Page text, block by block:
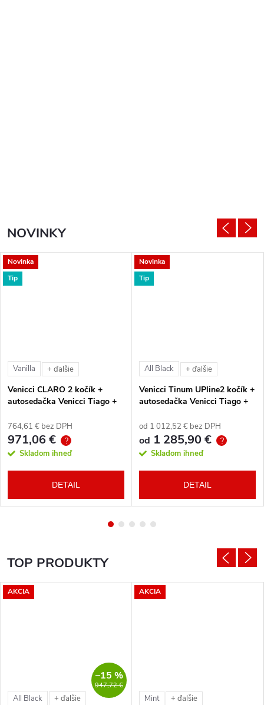
NOVINKY
Novinka
Tip
Vanilla + ďalšie
Venicci CLARO 2 kočík +
autosedačka Venicci Tiago +
764,61 € bez DPH
971,06 € ?
Skladom ihneď
DETAIL
Novinka
Tip
All Black + ďalšie
Venicci Tinum UPline2 kočík +
autosedačka Venicci Tiago +
od 1 012,52 € bez DPH
od 1 285,90 € ?
Skladom ihneď
DETAIL
TOP PRODUKTY
AKCIA
947,72 €
–15 %
All Black + ďalšie
AKCIA
Mint + ďalšie